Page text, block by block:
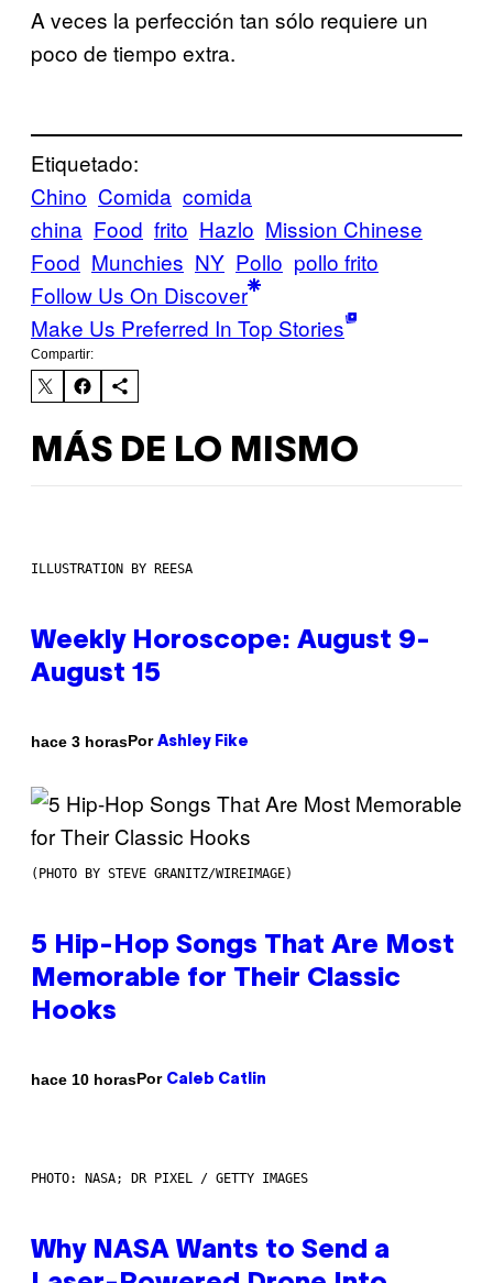
A veces la perfección tan sólo requiere un
poco de tiempo extra.
Etiquetado:
Chino Comida comida
china Food frito Hazlo Mission Chinese
Food Munchies NY Pollo pollo frito
Follow Us On Discover
Make Us Preferred In Top Stories
Compartir:
MÁS DE LO MISMO
ILLUSTRATION BY REESA
Weekly Horoscope: August 9-
August 15
hace 3 horasPor Ashley Fike
(PHOTO BY STEVE GRANITZ/WIREIMAGE)
5 Hip-Hop Songs That Are Most
Memorable for Their Classic
Hooks
hace 10 horasPor Caleb Catlin
PHOTO: NASA; DR PIXEL / GETTY IMAGES
Why NASA Wants to Send a